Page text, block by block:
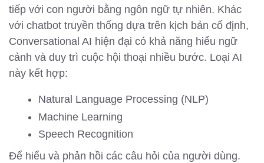
tiếp với con người bằng ngôn ngữ tự nhiên. Khác
với chatbot truyền thống dựa trên kịch bản cố định,
Conversational AI hiện đại có khả năng hiểu ngữ
cảnh và duy trì cuộc hội thoại nhiều bước. Loại AI
này kết hợp:
Natural Language Processing (NLP)
Machine Learning
Speech Recognition
Để hiểu và phản hồi các câu hỏi của người dùng.